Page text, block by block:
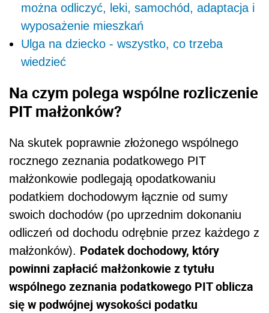
można odliczyć, leki, samochód, adaptacja i
wyposażenie mieszkań
Ulga na dziecko - wszystko, co trzeba
wiedzieć
Na czym polega wspólne rozliczenie
PIT małżonków?
Na skutek poprawnie złożonego wspólnego
rocznego zeznania podatkowego PIT
małżonkowie podlegają opodatkowaniu
podatkiem dochodowym łącznie od sumy
swoich dochodów (po uprzednim dokonaniu
odliczeń od dochodu odrębnie przez każdego z
małżonków). Podatek dochodowy, który
powinni zapłacić małżonkowie z tytułu
wspólnego zeznania podatkowego PIT oblicza
się w podwójnej wysokości podatku